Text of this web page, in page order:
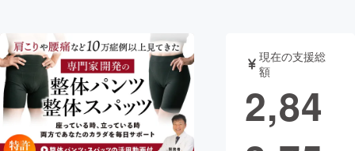
テクノロジー・ガジェット
映像・映画 書籍・雑誌
現在の支援総
額
2,84